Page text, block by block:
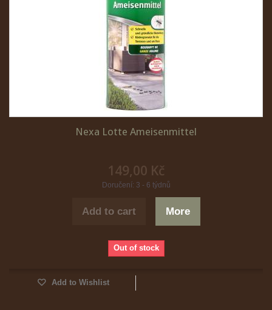
Nexa Lotte Ameisenmittel
149,00 Kč
Doručení: 3 - 6 týdnů
Add to cart More
Out of stock
Add to Wishlist